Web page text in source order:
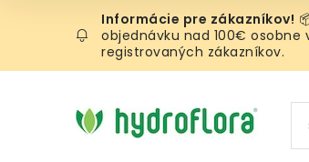
objednávku nad 100€ osobne
registrovaných zákazníkov.